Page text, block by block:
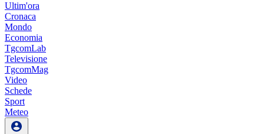
Ultim'ora
Cronaca
Mondo
Economia
TgcomLab
Televisione
TgcomMag
Video
Schede
Sport
Meteo